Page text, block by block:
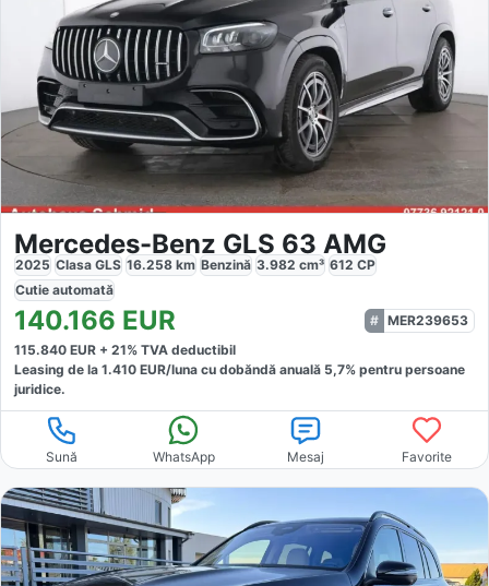
Mercedes-Benz GLS 63 AMG
2025 Clasa GLS 16.258 km Benzină 3.982 cm³ 612 CP
Cutie automată
140.166 EUR
MER239653
115.840 EUR + 21% TVA deductibil
Leasing de la 1.410 EUR/luna cu dobăndă anuală 5,7% pentru persoane
juridice.
Sună WhatsApp Mesaj Favorite